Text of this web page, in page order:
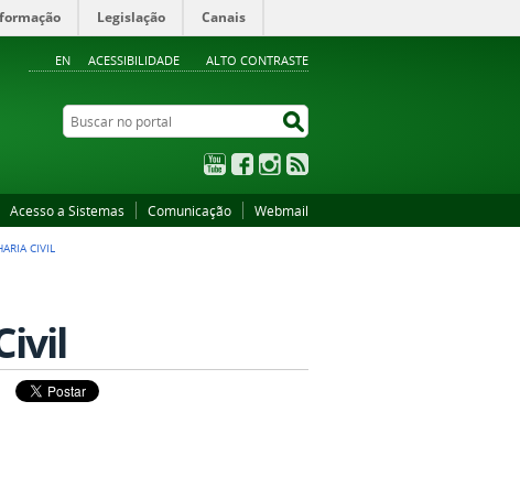
Legislação Canais
EN ACESSIBILIDADE ALTO CONTRASTE
Buscar no portal
YouTubeFacebookInstagram
Acesso a Sistemas Comunicação Webmail
CIVIL